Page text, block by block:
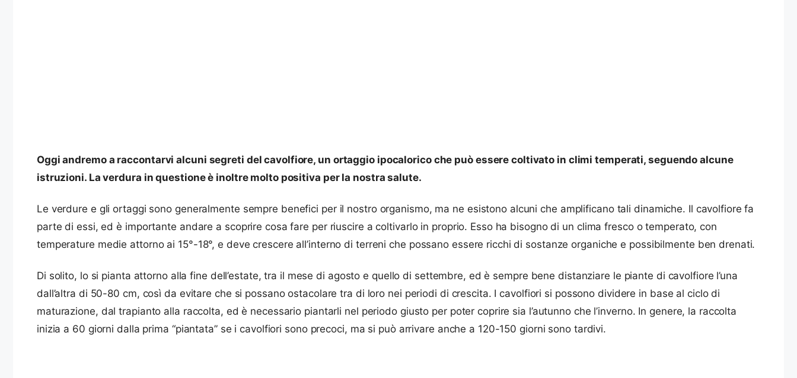
Oggi andremo a raccontarvi alcuni segreti del cavolfiore, un ortaggio ipocalorico che può essere coltivato in climi temperati, seguendo alcune
istruzioni. La verdura in questione è inoltre molto positiva per la nostra salute.
Le verdure e gli ortaggi sono generalmente sempre benefici per il nostro organismo, ma ne esistono alcuni che amplificano tali dinamiche. Il cavolfiore fa
parte di essi, ed è importante andare a scoprire cosa fare per riuscire a coltivarlo in proprio. Esso ha bisogno di un clima fresco o temperato, con
temperature medie attorno ai 15°-18°, e deve crescere all’interno di terreni che possano essere ricchi di sostanze organiche e possibilmente ben drenati.
Di solito, lo si pianta attorno alla fine dell’estate, tra il mese di agosto e quello di settembre, ed è sempre bene distanziare le piante di cavolfiore l’una
dall’altra di 50-80 cm, così da evitare che si possano ostacolare tra di loro nei periodi di crescita. I cavolfiori si possono dividere in base al ciclo di
maturazione, dal trapianto alla raccolta, ed è necessario piantarli nel periodo giusto per poter coprire sia l’autunno che l’inverno. In genere, la raccolta
inizia a 60 giorni dalla prima “piantata” se i cavolfiori sono precoci, ma si può arrivare anche a 120-150 giorni sono tardivi.